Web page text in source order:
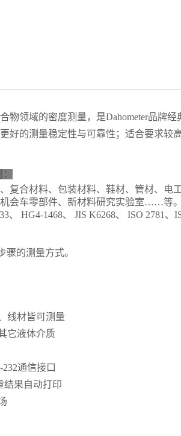
物领域的密度测量， 是Dahometer品牌经
更好的测量稳定性与可靠性 ； 适合要求较
：
复合材料、包装材料、鞋材、管材、 电
会车零部件、 新材料研究实验室……等。
、 HG4-1468、 JIS K6268、 ISO 2781、
骤的测量方式。
线材皆可测量
它液体介质
232通信接口
结果自动打印